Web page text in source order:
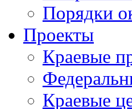
Порядки
Проекты
Краевые
Краевые